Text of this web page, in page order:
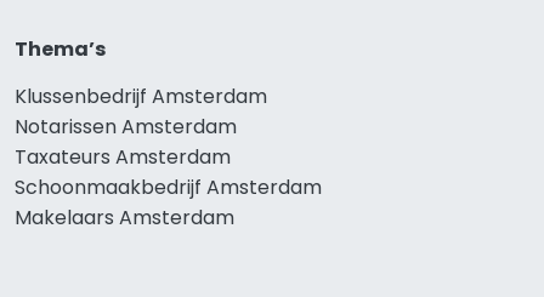
Thema’s
Klussenbedrijf Amsterdam
Notarissen Amsterdam
Taxateurs Amsterdam
Schoonmaakbedrijf Amsterdam
Makelaars Amsterdam